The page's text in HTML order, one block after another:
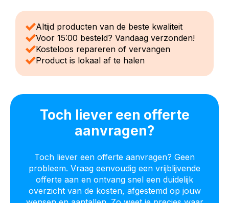
Altijd producten van de beste kwaliteit
Voor 15:00 besteld? Vandaag verzonden!
Kosteloos repareren of vervangen
Product is lokaal af te halen
Toch liever een offerte
aanvragen?
Toch liever een offerte aanvragen? Geen
probleem. Vraag eenvoudig een vrijblijvende
offerte aan en ontvang snel een duidelijk
overzicht van de kosten, afgestemd op jouw